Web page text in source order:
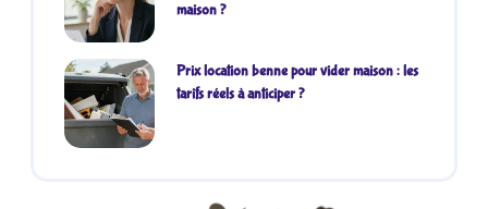
maison ?
Prix location benne pour vider maison : les
tarifs réels à anticiper ?